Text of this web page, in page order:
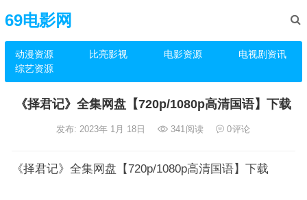
69电影网
动漫资源 比亮影视 电影资源
电视剧资讯
综艺资源
《择君记》全集网盘【720p/1080p高清国语】下载
发布: 2023年 1月 18日 341阅读 0评论
《择君记》全集网盘【720p/1080p高清国语】下载